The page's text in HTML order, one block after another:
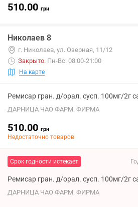
510.00 грн
Николаев 8
г. Николаев, ул. Озерная, 11/12
Закрыто. Пн-Вс: 08:00-21:00
На карте
Ремисар гран. д/орал. сусп. 100мг/2г
ДАРНИЦА ЧАО ФАРМ. ФИРМА
510.00 грн
Недостаточно товаров
Срок годности истекает
Ремисар гран. д/орал. сусп. 100мг/2г
ДАРНИЦА ЧАО ФАРМ. ФИРМА